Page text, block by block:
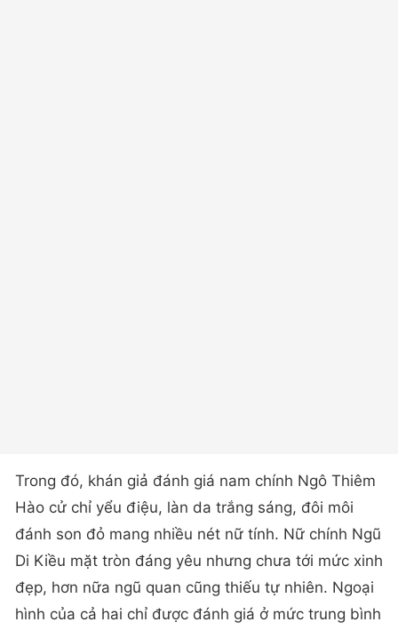
Trong đó, khán giả đánh giá nam chính Ngô Thiêm
Hào cử chỉ yểu điệu, làn da trắng sáng, đôi môi
đánh son đỏ mang nhiều nét nữ tính. Nữ chính Ngũ
Di Kiều mặt tròn đáng yêu nhưng chưa tới mức xinh
đẹp, hơn nữa ngũ quan cũng thiếu tự nhiên. Ngoại
hình của cả hai chỉ được đánh giá ở mức trung bình